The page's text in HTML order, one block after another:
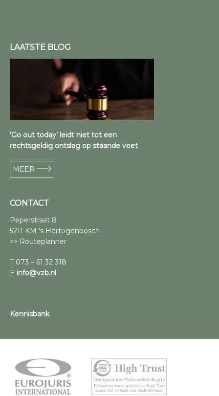
LAATSTE BLOG
‘Go out today’ leidt niet tot een
rechtsgeldig ontslag op staande voet
MEER
CONTACT
Peperstraat 8
5211 KM ’s Hertogenbosch
>> Routeplanner
T 073 – 61 32 318
E info@vzb.nl
Kennisbank